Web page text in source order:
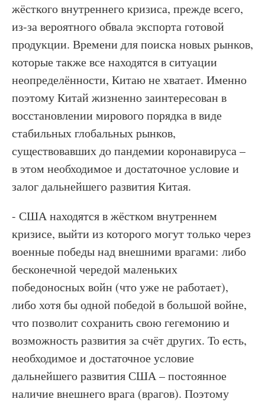
жёсткого внутреннего кризиса, прежде всего,
из-за вероятного обвала экспорта готовой
продукции. Времени для поиска новых рынков,
которые также все находятся в ситуации
неопределённости, Китаю не хватает. Именно
поэтому Китай жизненно заинтересован в
восстановлении мирового порядка в виде
стабильных глобальных рынков,
существовавших до пандемии коронавируса –
в этом необходимое и достаточное условие и
залог дальнейшего развития Китая.
- США находятся в жёстком внутреннем
кризисе, выйти из которого могут только через
военные победы над внешними врагами: либо
бесконечной чередой маленьких
победоносных войн (что уже не работает),
либо хотя бы одной победой в большой войне,
что позволит сохранить свою гегемонию и
возможность развития за счёт других. То есть,
необходимое и достаточное условие
дальнейшего развития США – постоянное
наличие внешнего врага (врагов). Поэтому